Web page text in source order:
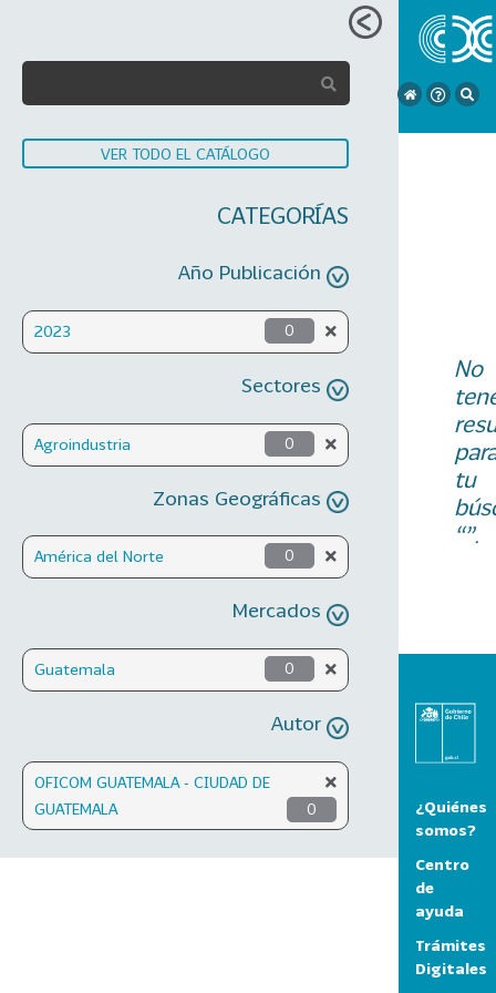
VER TODO EL CATÁLOGO
CATEGORÍAS
Año Publicación
2023 0
Sectores
Agroindustria 0
Zonas Geográficas
América del Norte 0
Mercados
Guatemala 0
Autor
OFICOM GUATEMALA - CIUDAD DE
GUATEMALA
0
No
tu
“”.
¿Quiénes
somos?
Centro
de
ayuda
Trámites
Digitales